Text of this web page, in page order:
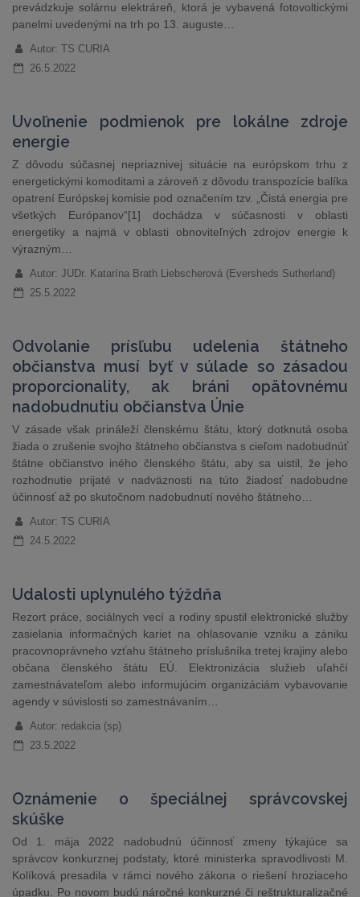
prevádzkuje solárnu elektráreň, ktorá je vybavená fotovoltickými
panelmi uvedenými na trh po 13. auguste…
Autor: TS CURIA
26.5.2022
Uvoľnenie podmienok pre lokálne zdroje
energie
Z dôvodu súčasnej nepriaznivej situácie na európskom trhu z
energetickými komoditami a zároveň z dôvodu transpozície balíka
opatrení Európskej komisie pod označením tzv. „Čistá energia pre
všetkých Európanov“[1] dochádza v súčasnosti v oblasti
energetiky a najmä v oblasti obnoviteľných zdrojov energie k
výrazným…
Autor: JUDr. Katarína Brath Liebscherová (Eversheds Sutherland)
25.5.2022
Odvolanie prísľubu udelenia štátneho
občianstva musí byť v súlade so zásadou
proporcionality, ak bráni opätovnému
nadobudnutiu občianstva Únie
V zásade však prináleží členskému štátu, ktorý dotknutá osoba
žiada o zrušenie svojho štátneho občianstva s cieľom nadobudnúť
štátne občianstvo iného členského štátu, aby sa uistil, že jeho
rozhodnutie prijaté v nadväznosti na túto žiadosť nadobudne
účinnosť až po skutočnom nadobudnutí nového štátneho…
Autor: TS CURIA
24.5.2022
Udalosti uplynulého týždňa
Rezort práce, sociálnych vecí a rodiny spustil elektronické služby
zasielania informačných kariet na ohlasovanie vzniku a zániku
pracovnoprávneho vzťahu štátneho príslušníka tretej krajiny alebo
občana členského štátu EÚ. Elektronizácia služieb uľahčí
zamestnávateľom alebo informujúcim organizáciám vybavovanie
agendy v súvislosti so zamestnávaním…
Autor: redakcia (sp)
23.5.2022
Oznámenie o špeciálnej správcovskej
skúške
Od 1. mája 2022 nadobudnú účinnosť zmeny týkajúce sa
správcov konkurznej podstaty, ktoré ministerka spravodlivosti M.
Kolíková presadila v rámci nového zákona o riešení hroziaceho
úpadku. Po novom budú náročné konkurzné či reštrukturalizačné